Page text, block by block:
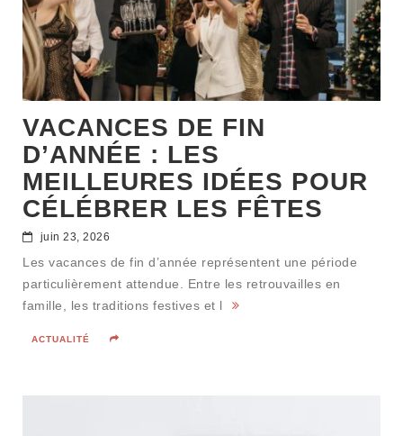
VACANCES DE FIN
D’ANNÉE : LES
MEILLEURES IDÉES POUR
CÉLÉBRER LES FÊTES
juin 23, 2026
Les vacances de fin d’année représentent une période
particulièrement attendue. Entre les retrouvailles en
famille, les traditions festives et l
ACTUALITÉ